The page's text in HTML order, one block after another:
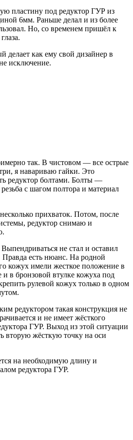
пластину под редуктор ГУР из
6мм. Раньше делал и из более
Но, со временем пришёл к
как ему свой дизайнер в
исключение.
так. В чистовом — все острые
я навариваю гайки. Это
редуктор болтами. Болты —
с шагом полтора и материал
прихваток. Потом, после
редуктор снимаю и
не стал и оставил
есть нюанс. На родной
кожух имели жесткое положение в
и в бронзовой втулке кожуха под
рулевой кожух только в одном
редуктором такая конструкция не
и не имеет жёсткого
ГУР. Выход из этой ситуации
вторую жёсткую точку на оси
на необходимую длину и
редуктора ГУР.